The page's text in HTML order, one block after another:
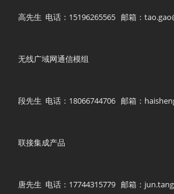
高先生 电话：15196265565 邮箱：
无线广域网通信模组
段先生 电话：18066744706 邮箱：
联接集成产品
唐先生 电话：17744315779 邮箱：